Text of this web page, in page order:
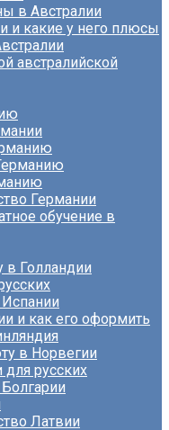
в Австралии
и какие у него плюсы
австралийской
Германии
обучение в
в Голландии
и как его оформить
в Норвегии
для русских
Латвии